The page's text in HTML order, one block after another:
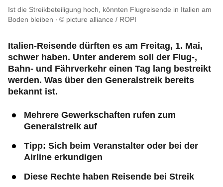
Ist die Streikbeteiligung hoch, könnten Flugreisende in Italien am
Boden bleiben
© picture alliance / ROPI
Italien-Reisende dürften es am Freitag, 1. Mai,
schwer haben. Unter anderem soll der Flug-,
Bahn- und Fährverkehr einen Tag lang bestreikt
werden. Was über den Generalstreik bereits
bekannt ist.
Mehrere Gewerkschaften rufen zum
Generalstreik auf
Tipp: Sich beim Veranstalter oder bei der
Airline erkundigen
Diese Rechte haben Reisende bei Streik